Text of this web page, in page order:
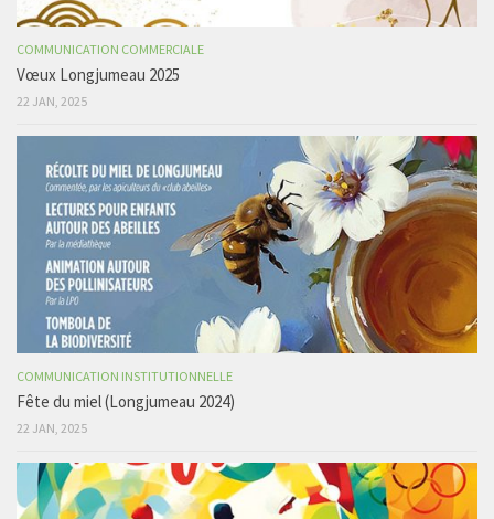
COMMUNICATION COMMERCIALE
Vœux Longjumeau 2025
22 JAN, 2025
COMMUNICATION INSTITUTIONNELLE
Fête du miel (Longjumeau 2024)
22 JAN, 2025